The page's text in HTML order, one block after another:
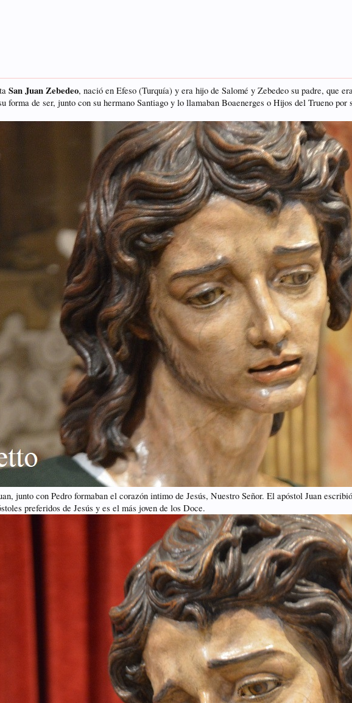
San Juan Zebedeo, nació en Efeso (Turquía) y era hijo de Salomé y Zebedeo su padre,
forma de ser, junto con su hermano Santiago y lo llamaban Boaenerges o Hijos del Trueno
junto con Pedro formaban el corazón intimo de Jesús, Nuestro Señor. El apóstol Juan
preferidos de Jesús y es el más joven de los Doce.